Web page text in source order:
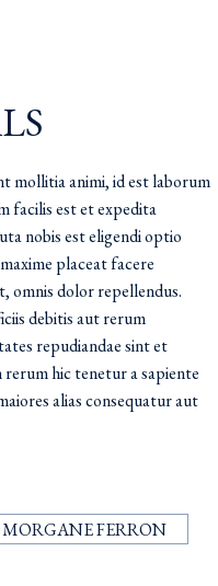
mollitia animi, id est laborum
facilis est et expedita
nobis est eligendi optio
placeat facere
omnis dolor repellendus.
debitis aut rerum
repudiandae sint et
rerum hic tenetur a sapiente
alias consequatur aut
MORGANE FERRON